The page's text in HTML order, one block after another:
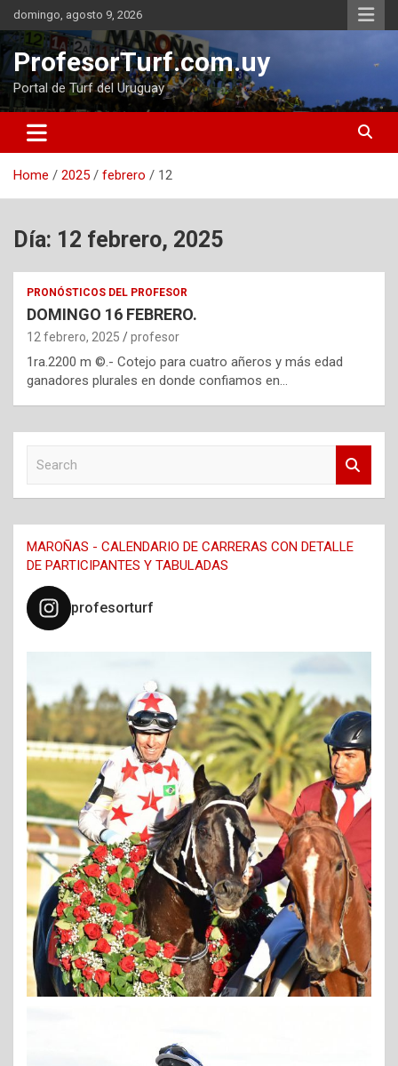
Skip
to
content
domingo, agosto 9, 2026
ProfesorTurf.com.uy
Portal de Turf del Uruguay
Home 2025 febrero 12
Día: 12 febrero, 2025
PRONÓSTICOS DEL PROFESOR
DOMINGO 16 FEBRERO.
12 febrero, 2025 profesor
1ra.2200 m ©.- Cotejo para cuatro añeros y más edad
ganadores plurales en donde confiamos en…
c
h
MAROÑAS - CALENDARIO DE CARRERAS CON DETALLE
DE PARTICIPANTES Y TABULADAS
profesorturf